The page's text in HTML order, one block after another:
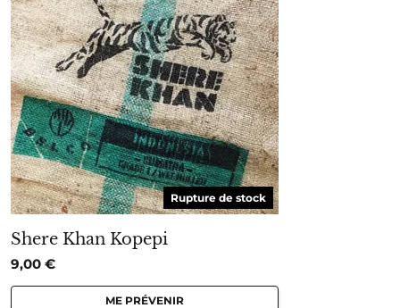
Rupture de stock
Shere Khan Kopepi
9,00 €
ME PRÉVENIR